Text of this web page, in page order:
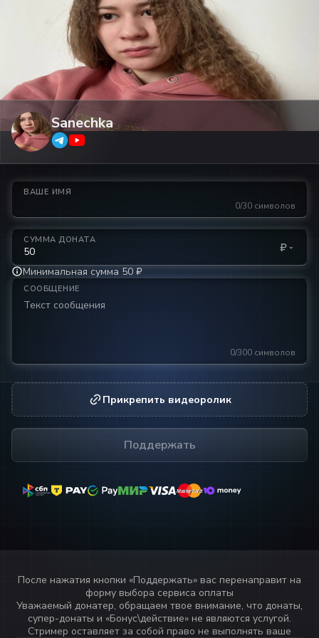
Sanechka
ВАШЕ ИМЯ
0/30 символов
СУММА ДОНАТА ₽
Минимальная сумма 50 ₽
СООБЩЕНИЕ
0/300 символов
Прикрепить видеоролик
Поддержать
MasterCard
MasterCard
После нажатия кнопки «Поддержать» вас перенаправит на
форму выбора сервиса оплаты
Уважаемый донатер, обращаем твое внимание, что донаты,
супер-донаты и «Бонус\действие» не являются услугой.
Стример оставляет за собой право не выполнять ваше